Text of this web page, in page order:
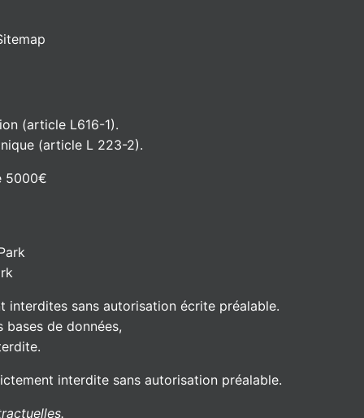
(article L616-1).
(article L 223-2).
5000€
interdites sans autorisation écrite préalable.
de données,
interdite sans autorisation préalable.